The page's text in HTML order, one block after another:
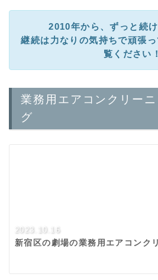
2010年から、ずっと続け
継続は力なりの気持ちで頑張
覧ください！
業務用エアコンクリー
グ
2023.10.16
新宿区の劇場の業務用エアコンク